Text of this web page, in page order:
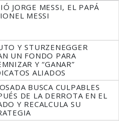
JORGE MESSI, EL PAPÁ
MESSI
Y STURZENEGGER
UN FONDO PARA
Y “GANAR”
ALIADOS
BUSCA CULPABLES
DE LA DERROTA EN EL
Y RECALCULA SU